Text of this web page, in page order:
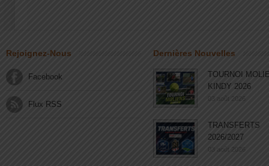
Rejoignez-Nous
Facebook
Flux RSS
Dernières Nouvelles
TOURNOI
KINDY 2026
03 août 2026
TRANSFERTS
2026/2027
03 août 2026